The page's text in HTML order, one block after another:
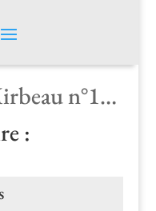
n°13 (2006)
: